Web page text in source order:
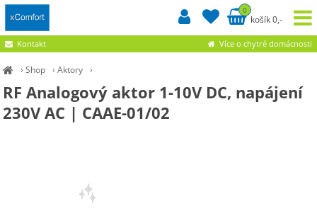
›Shop ›Aktory ›
RF Analogový aktor 1-10V DC, napájení
230V AC | CAAE-01/02
0
košík 0,-
Více o chytré domácnosti
Kontakt